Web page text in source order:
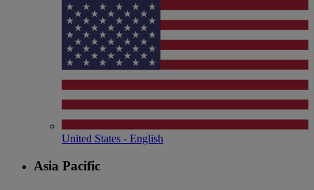
United States - English
Asia Pacific